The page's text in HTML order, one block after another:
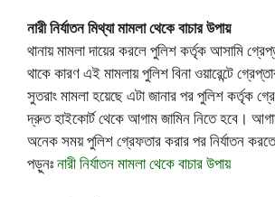
নারী নির্যাতন মিথ্যা মামলা থেকে বাচার উপায়
থানায় মামলা দায়ের করলে পুলিশ কর্তৃক আসামি
থাকে কারণ এই মামলায় পুলিশ বিনা ওয়ারেন্টে
সুতরাং মামলা হয়েছে এটা জানার পর পুলিশ কর্তৃক
দ্রুত হাইকোর্ট থেকে আগাম জামিন নিতে হবে।
অনেক সময় পুলিশ গ্রেফতার করার পর নির্যাতন
পড়ুনঃনারী নির্যাতন মামলা থেকে বাচার উপায়